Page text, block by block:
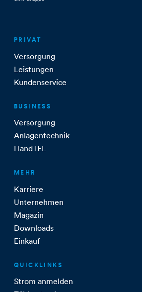
PRIVAT
Versorgung
Leistungen
Kundenservice
BUSINESS
Versorgung
Anlagentechnik
ITandTEL
MEHR
Karriere
Unternehmen
Magazin
Downloads
Einkauf
QUICKLINKS
Strom anmelden